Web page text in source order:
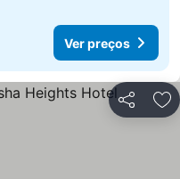
Ver preços
Partilhar